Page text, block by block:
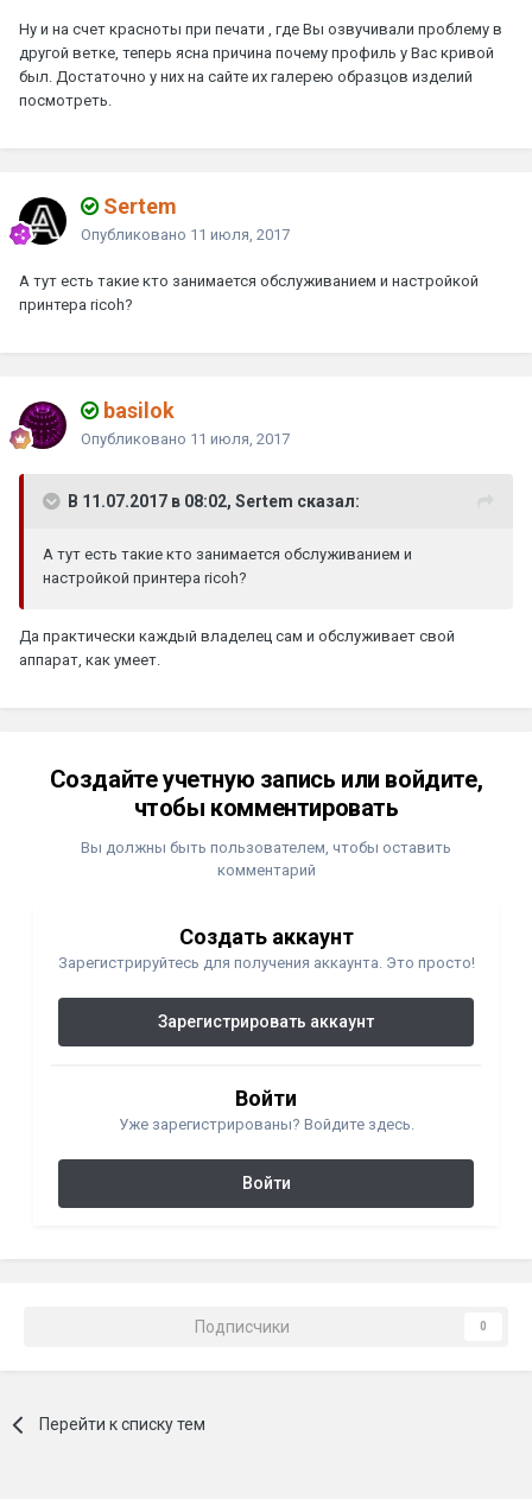
Ну и на счет красноты при печати , где Вы озвучивали проблему в
другой ветке, теперь ясна причина почему профиль у Вас кривой
был. Достаточно у них на сайте их галерею образцов изделий
посмотреть.
Sertem
Опубликовано 11 июля, 2017
А тут есть такие кто занимается обслуживанием и настройкой
принтера ricoh?
basilok
Опубликовано 11 июля, 2017
В 11.07.2017 в 08:02, Sertem сказал:
А тут есть такие кто занимается обслуживанием и
настройкой принтера ricoh?
Да практически каждый владелец сам и обслуживает свой
аппарат, как умеет.
Создайте учетную запись или войдите,
чтобы комментировать
Вы должны быть пользователем, чтобы оставить
комментарий
Создать аккаунт
Зарегистрируйтесь для получения аккаунта. Это просто!
Зарегистрировать аккаунт
Войти
Уже зарегистрированы? Войдите здесь.
Войти
Подписчики 0
Перейти к списку тем